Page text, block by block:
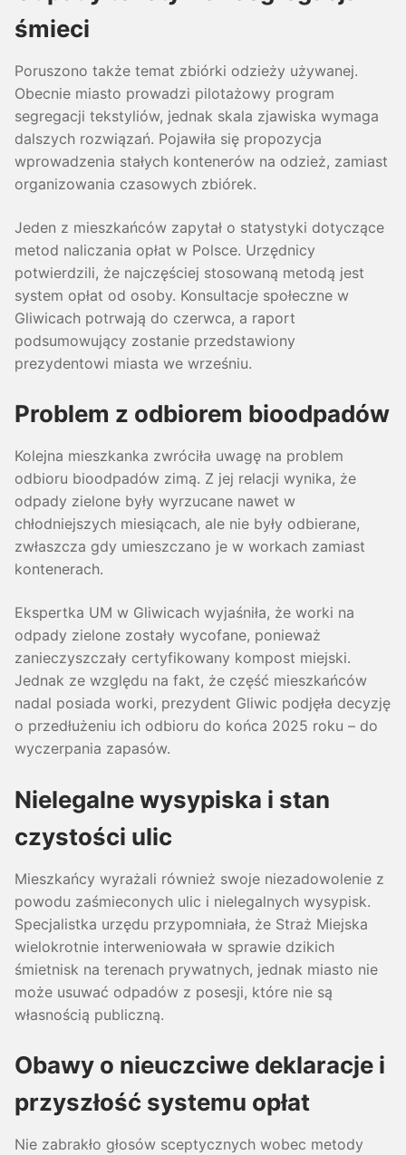
śmieci
Poruszono także temat zbiórki odzieży używanej.
Obecnie miasto prowadzi pilotażowy program
segregacji tekstyliów, jednak skala zjawiska wymaga
dalszych rozwiązań. Pojawiła się propozycja
wprowadzenia stałych kontenerów na odzież, zamiast
organizowania czasowych zbiórek.
Jeden z mieszkańców zapytał o statystyki dotyczące
metod naliczania opłat w Polsce. Urzędnicy
potwierdzili, że najczęściej stosowaną metodą jest
system opłat od osoby. Konsultacje społeczne w
Gliwicach potrwają do czerwca, a raport
podsumowujący zostanie przedstawiony
prezydentowi miasta we wrześniu.
Problem z odbiorem bioodpadów
Kolejna mieszkanka zwróciła uwagę na problem
odbioru bioodpadów zimą. Z jej relacji wynika, że
odpady zielone były wyrzucane nawet w
chłodniejszych miesiącach, ale nie były odbierane,
zwłaszcza gdy umieszczano je w workach zamiast
kontenerach.
Ekspertka UM w Gliwicach wyjaśniła, że worki na
odpady zielone zostały wycofane, ponieważ
zanieczyszczały certyfikowany kompost miejski.
Jednak ze względu na fakt, że część mieszkańców
nadal posiada worki, prezydent Gliwic podjęła decyzję
o przedłużeniu ich odbioru do końca 2025 roku – do
wyczerpania zapasów.
Nielegalne wysypiska i stan
czystości ulic
Mieszkańcy wyrażali również swoje niezadowolenie z
powodu zaśmieconych ulic i nielegalnych wysypisk.
Specjalistka urzędu przypomniała, że Straż Miejska
wielokrotnie interweniowała w sprawie dzikich
śmietnisk na terenach prywatnych, jednak miasto nie
może usuwać odpadów z posesji, które nie są
własnością publiczną.
Obawy o nieuczciwe deklaracje i
przyszłość systemu opłat
Nie zabrakło głosów sceptycznych wobec metody